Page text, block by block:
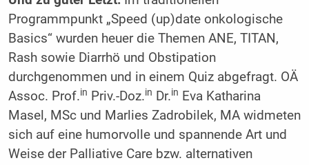
Programmpunkt „Speed (up)date onkologische
Basics“ wurden heuer die Themen ANE, TITAN,
Rash sowie Diarrhö und Obstipation
durchgenommen und in einem Quiz abgefragt. OÄ
Assoc. Prof.in Priv.-Doz.in Dr.in Eva Katharina
Masel, MSc und Marlies Zadrobilek, MA widmeten
sich auf eine humorvolle und spannende Art und
Weise der Palliative Care bzw. alternativen